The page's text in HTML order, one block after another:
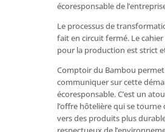
écoresponsable de
Le processus de
fait en circuit fermé. Le cahier
pour la production est strict
Comptoir du Bambou permet
communiquer sur cette
écoresponsable. C’est un
l’offre hôtelière qui se tourne
vers des produits plus